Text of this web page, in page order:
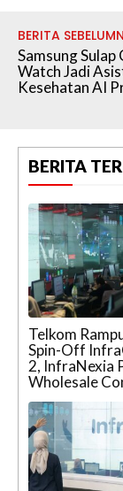
BERITA
Samsung Sulap
Watch Jadi
Kesehatan AI
BERITA
Telkom
Spin-Off
2, InfraNexia
Wholesale